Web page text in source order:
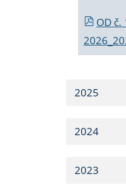
OD
2025
2024
2023